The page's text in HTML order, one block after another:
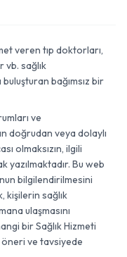
veren tıp doktorları,
sağlık
bağımsız bir
ve
doğrudan veya dolaylı
olmaksızın, ilgili
yazılmaktadır. Bu web
bilgilendirilmesini
kişilerin sağlık
ulaşmasını
bir Sağlık Hizmeti
öneri ve tavsiyede